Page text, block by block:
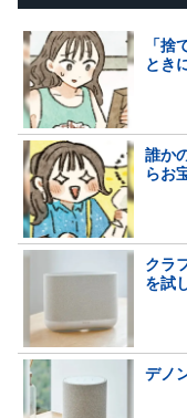
「
とき
誰か
らお
クラ
を試
デノ